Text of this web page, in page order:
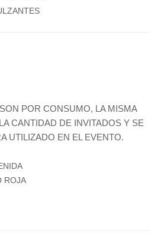
POR CONSUMO, LA MISMA
CANTIDAD DE INVITADOS Y SE
UTILIZADO EN EL EVENTO.
ROJA